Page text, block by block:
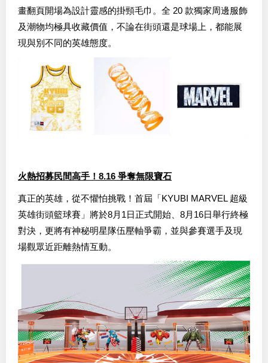
畫翻頁開場為設計靈感的掛頸毛巾。全 20 款獨家周邊服飾
及潮物均極具收藏價值，不論在街頭還是球場上，都能展
現與別不同的英雄態度。
火熱招募民間高手！8.16 爭奪無限寶石
真正的英雄，從不懼怕挑戰！首屆「KYUBI MARVEL 超級
英雄街頭籃球賽」將於8月1日正式開始、8月16日舉行終極
對決，更將有神秘明星隊伍壓軸爭霸，並與參賽選手及現
場觀眾近距離熱情互動。